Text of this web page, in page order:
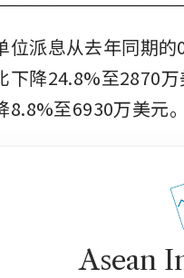
位派息从去年同期的
下降24.8%至2870
至6930万美元。
Asean